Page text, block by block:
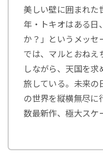
美しい壁に囲まれた
年・トキオはある日
か？」というメッセ
では、マルとおねえ
しながら、天国を求
旅している。未来の
の世界を縦横無尽に
数最新作、極大スケ